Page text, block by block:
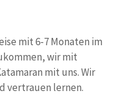
mit 6-7 Monaten im
wir mit
mit uns. Wir
vertrauen lernen.